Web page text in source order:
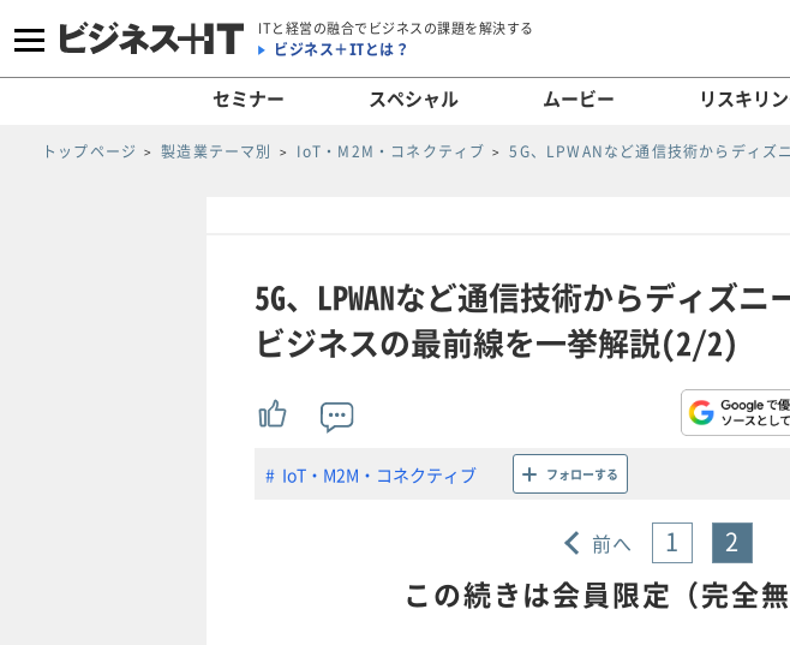
ITと経営の融合でビジネスの課題を解決する
ビジネス＋ITとは？
セミナー スペシャル ムービー リスキリ
トップページ 製造業テーマ別 IoT・M2M・コネクティブ 5G、LPWANなど通信技術からディズ
5G、LPWANなど通信技術からディズ
ビジネスの最前線を一挙解説(2/2)
IoT・M2M・コネクティブ フォローする
前へ 1 2
この続きは会員限定（完全